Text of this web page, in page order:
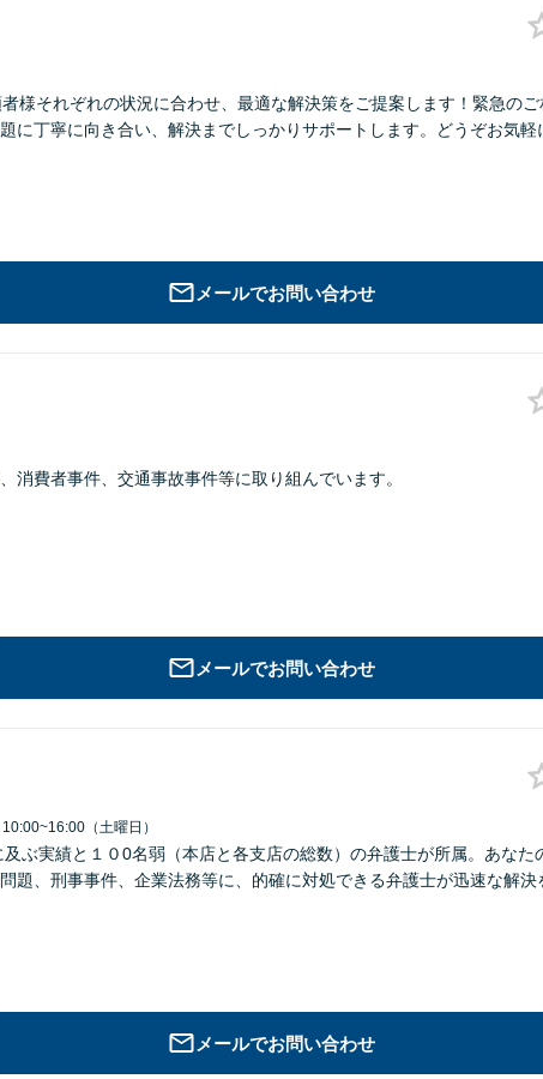
様それぞれの状況に合わせ、最適な解決策をご提案します！緊急のご
に丁寧に向き合い、解決までしっかりサポートします。どうぞお気軽
メールでお問い合わせ
消費者事件、交通事故事件等に取り組んでいます。
メールでお問い合わせ
（土曜日）
ぶ実績と１０0名弱（本店と各支店の総数）の弁護士が所属。あなた
題、刑事事件、企業法務等に、的確に対処できる弁護士が迅速な解決
メールでお問い合わせ